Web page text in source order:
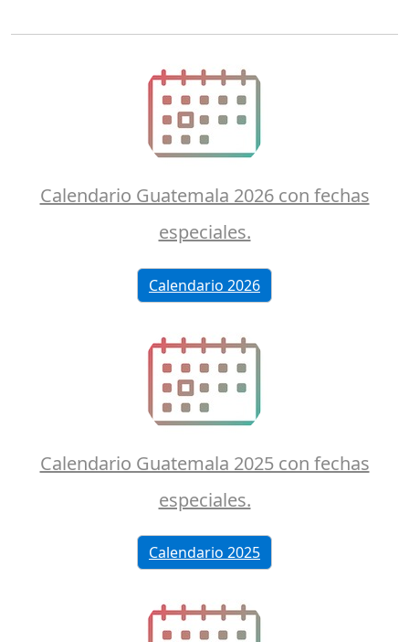
Calendario Guatemala 2026 con fechas
especiales.
Calendario 2026
Calendario Guatemala 2025 con fechas
especiales.
Calendario 2025